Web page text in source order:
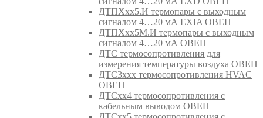
ДТПХхх5.И термопары с выходным
сигналом 4…20 мА EXIA ОВЕН
ДТПХхх5М.И термопары с выходным
сигналом 4…20 мА ОВЕН
ДТС термосопротивления для
измерения температуры воздуха ОВЕН
ДТС3ххх термосопротивления HVAC
ОВЕН
ДТСхх4 термосопротивления с
кабельным выводом ОВЕН